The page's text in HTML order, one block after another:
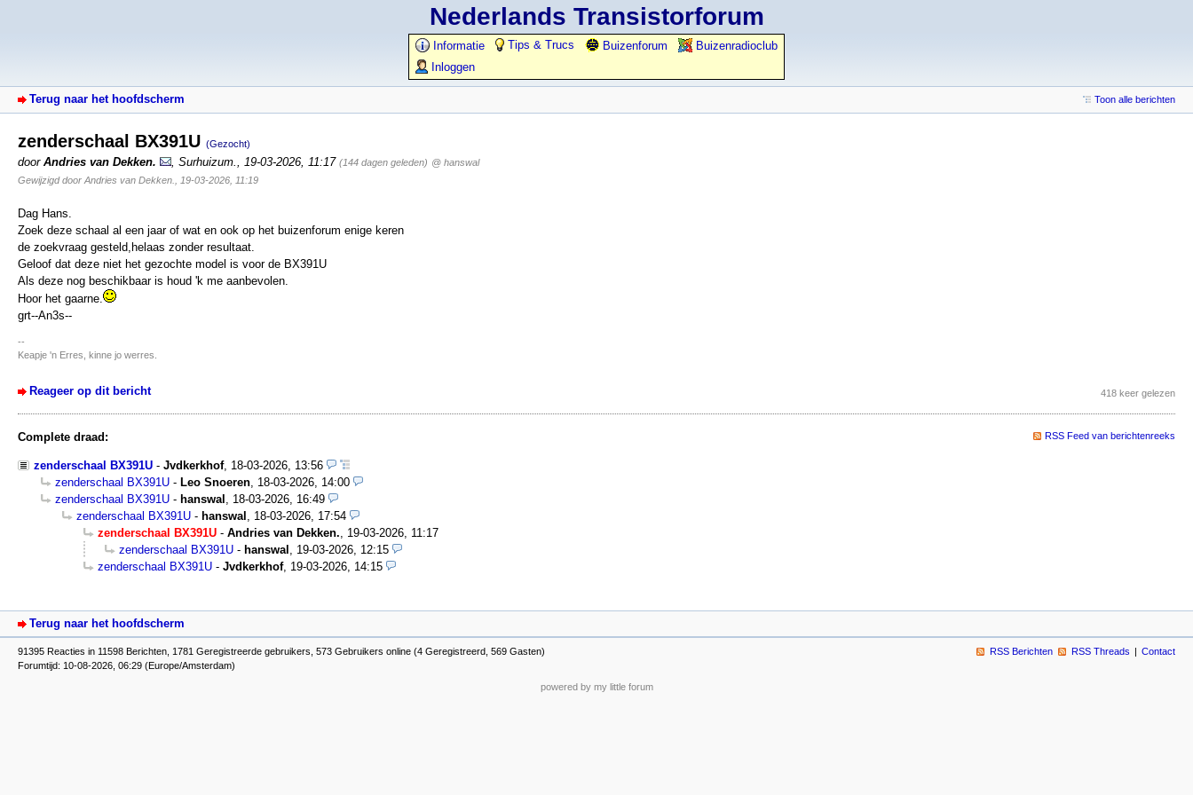
Nederlands Transistorforum
Informatie Tips & Trucs Buizenforum
Buizenradioclub
Inloggen
Terug naar het hoofdscherm Toon alle berichten
zenderschaal BX391U (Gezocht)
door Andries van Dekken. Surhuizum. 19-03-2026, 11:17 (144 dagen geleden) @ hanswal
Gewijzigd door Andries van Dekken., 19-03-2026, 11:19
Dag Hans.
Zoek deze schaal al een jaar of wat en ook op het buizenforum enige keren
de zoekvraag gesteld,helaas zonder resultaat.
Geloof dat deze niet het gezochte model is voor de BX391U
Als deze nog beschikbaar is houd 'k me aanbevolen.
Hoor het gaarne.
grt--An3s--
--
Keapje 'n Erres, kinne jo werres.
Reageer op dit bericht 418 keer gelezen
Complete draad: RSS Feed van berichtenreeks
zenderschaal BX391U - Jvdkerkhof, 18-03-2026, 13:56
zenderschaal BX391U - Leo Snoeren, 18-03-2026, 14:00
zenderschaal BX391U - hanswal , 18-03-2026, 16:49
zenderschaal BX391U - hanswal , 18-03-2026, 17:54
zenderschaal BX391U - Andries van Dekken., 19-03-2026, 11:17
zenderschaal BX391U - hanswal , 19-03-2026, 12:15
zenderschaal BX391U - Jvdkerkhof, 19-03-2026, 14:15
Terug naar het hoofdscherm
91395 Reacties in 11598 Berichten, 1781 Geregistreerde gebruikers, 573 Gebruikers online (4 Geregistreerd, 569 Gasten)
Forumtijd: 10-08-2026, 06:29 (Europe/Amsterdam)
RSS Berichten RSS Threads Contact
powered by my little forum